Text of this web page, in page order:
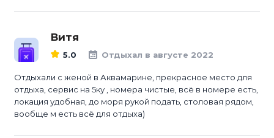
Витя
5.0 Отдыхал в августе 2022
Отдыхали с женой в Аквамарине, прекрасное место для
отдыха, сервис на 5ку , номера чистые, всё в номере есть,
локация удобная, до моря рукой подать, столовая рядом,
вообще м есть всё для отдыха)